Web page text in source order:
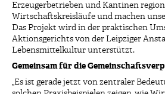
Erzeugerbetrieben und Kantinen
Wirtschaftskreisläufe und machen
Das Projekt wird in der praktischen
Aktionsgerichts von der Leipziger
Lebensmittelkultur unterstützt.
Gemeinsam für die
„Es ist gerade jetzt von zentraler